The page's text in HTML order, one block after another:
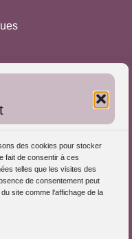
des cookies pour stocker
fait de consentir à ces
telles que les visites des
de consentement peut
site comme l'affichage de la